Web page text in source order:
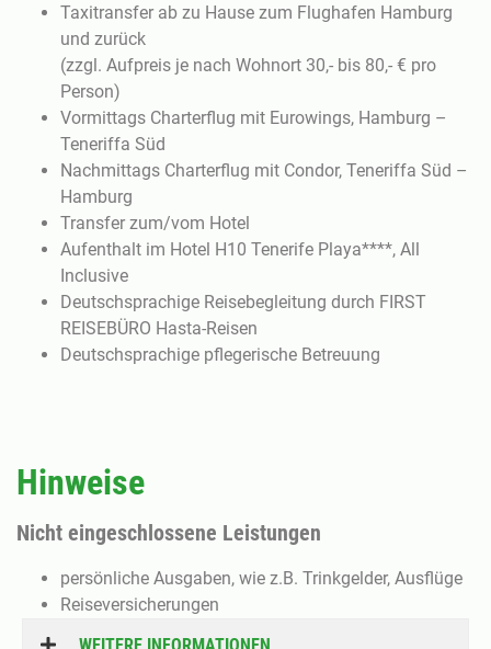
Taxitransfer ab zu Hause zum Flughafen Hamburg
und zurück
(zzgl. Aufpreis je nach Wohnort 30,- bis 80,- € pro
Person)
Vormittags Charterflug mit Eurowings, Hamburg –
Teneriffa Süd
Nachmittags Charterflug mit Condor, Teneriffa Süd –
Hamburg
Transfer zum/vom Hotel
Aufenthalt im Hotel H10 Tenerife Playa****, All
Inclusive
Deutschsprachige Reisebegleitung durch FIRST
REISEBÜRO Hasta-Reisen
Deutschsprachige pflegerische Betreuung
Hinweise
Nicht eingeschlossene Leistungen
persönliche Ausgaben, wie z.B. Trinkgelder, Ausflüge
Reiseversicherungen